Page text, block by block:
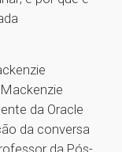
da Oracle
da conversa